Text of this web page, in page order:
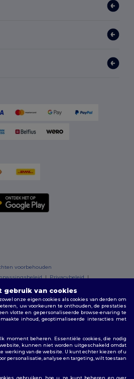
voorbehouden
|Privacybeleid|
Malines|Lierre |Turnhout| Geel|
gebruik van cookies
onze eigen cookies als cookies van derden om
uw voorkeuren te onthouden, de prestaties
vlotte en gepersonaliseerde browse-ervaring te
inhoud, geoptimaliseerde interacties met
moment beheren. Essentiële cookies, die nodig
kunnen niet worden uitgeschakeld omdat
werking van de website. U kunt echter kiezen of u
personalisatie, analyse en targeting, wilt toestaan
gebruiken, hoe u ze kunt beheren en over